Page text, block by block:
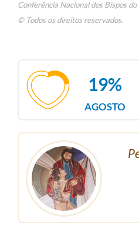
Conferência Nacional dos Bispos do
© Todos os direitos reservados.
AGOSTO
19%